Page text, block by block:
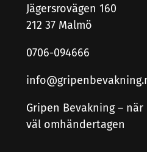
Jägersrovägen 160
212 37 Malmö
0706-094666
Gripen Bevakning –
väl omhändertagen